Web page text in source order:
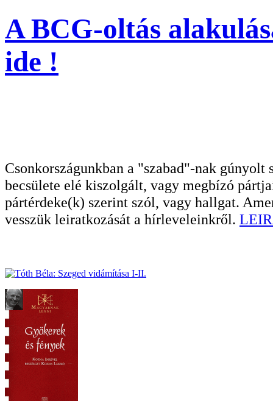
A BCG-oltás
ide !
Csonkországunkban a "szabad"-nak
becsülete elé kiszolgált, vagy megbízó
pártérdeke(k) szerint szól, vagy hallgat.
vesszük leiratkozását a hírleveleinkről.